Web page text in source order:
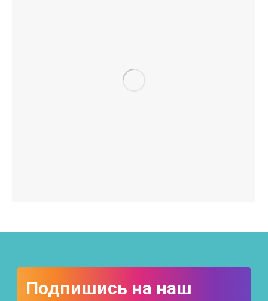
Подпишись на наш